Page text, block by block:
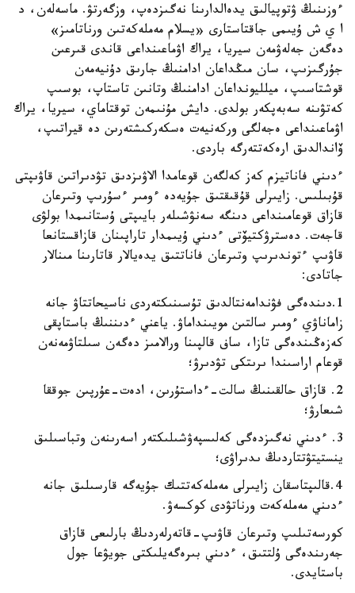
ءوزىنىڭ ۋتوپيالىق يدەالدارىنا نەگىزدەپ، وزگەرتۋ. ماسەلەن، د
ا ي ش ۇيىمى جاقتاستارى «يسلام مەملەكەتىن ورناتامىز»
دەگەن جەلەۋمەن سيريا، يراك اۋماعىنداعى قاندى قىرعىن
جۇرگىزىپ، سان مىڭداعان ادامنىڭ جارىق دۇنيەمەن
قوشتاسىپ، ميلليونداعان ادامنىڭ وتانىن تاستاپ، بوسىپ
كەتۋىنە سەبەپكەر بولدى. دايش مۇنىمەن توقتاماي، سيريا، يراك
اۋماعىنداعى ەجەلگى وركەنيەت ەسكەركىشتەرىن دە قيراتىپ،
ۆاندالدىق ارەكەتتەرگە باردى.
ءدىني فاناتيزم كەز كەلگەن قوعامدا الاۋىزدىق تۋدىراتىن قاۋىپتى
قۇبىلىس. زايىرلى قۇقىقتىق جۇيەدە ءومىر ءسۇرىپ وتىرعان
قازاق قوعامىنداعى دىنگە سەنۋشىلەر بايىپتى ۇستانىمدا بولۋى
قاجەت. دەسترۋكتيۆتى ءدىني ۇيىمدار تاراپىنان قازاقستانعا
قاۋىپ ءتوندىرىپ وتىرعان فاناتتىق يدەيالار قاتارىنا مىنالار
جاتادى:
1.دىندەگى فۋندامەنتالدىق تۇسىنىكتەردى ناسيحاتتاۋ جانە
زاماناۋي ءومىر سالتىن مويىنداماۋ. ياعني ءدىننىڭ باستاپقى
كەزەڭىندەگى تازا، ساف قالپىنا ورالامىز دەگەن سىلتاۋمەنەن
قوعام اراسىندا ىرىتكى تۋدىرۋ؛
2. قازاق حالقىنىڭ سالت-ءداستۇرىن، ادەت-عۇرپىن جوققا
شىعارۋ؛
3. ءدىني نەگىزدەگى كەلىسپەۋشىلىكتەر اسەرىنەن وتباسىلىق
ينستيتۋتتاردىڭ ىدىراۋى؛
4.قالىپتاسقان زايىرلى مەملەكەتتىك جۇيەگە قارسىلىق جانە
ءدىني مەملەكەت ورناتۋدى كوكسەۋ.
كورسەتىلىپ وتىرعان قاۋىپ-قاتەرلەردىڭ بارلىعى قازاق
جەرىندەگى ۇلتتىق، ءدىني بىرەگەيلىكتى جويۋعا جول
باستايدى.